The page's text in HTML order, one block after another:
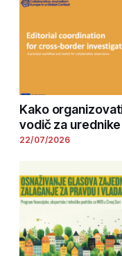
Kako
vodič za
22/07/2026